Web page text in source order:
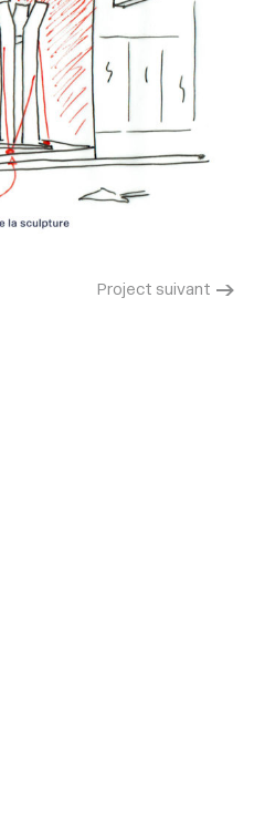
Project suivant >